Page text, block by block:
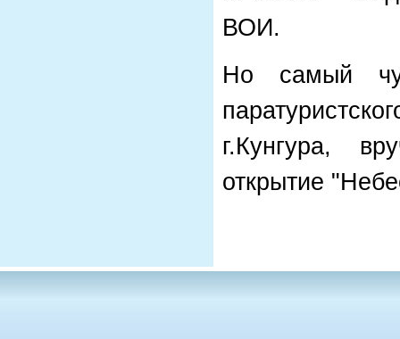
ВОИ.
Но самый
г.Кунгура,
открытие